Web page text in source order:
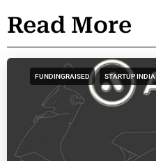
Read More
FUNDINGRAISED STARTUP INDIA